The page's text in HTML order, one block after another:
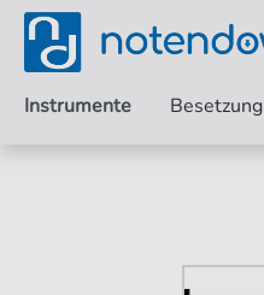
Instrumente Besetzung